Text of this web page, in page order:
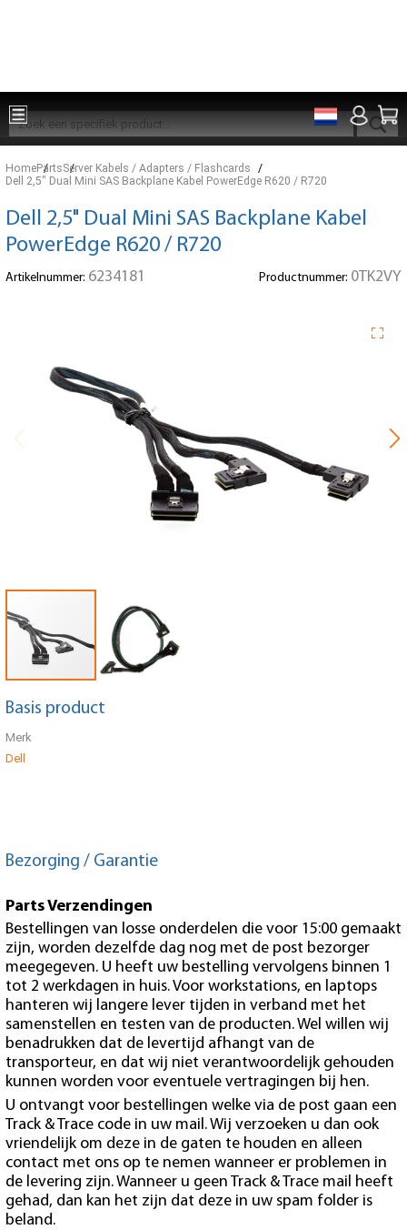
HomePartsServer Kabels / Adapters / Flashcards
Dell 2,5" Dual Mini SAS Backplane Kabel PowerEdge R620 / R720
Dell 2,5" Dual Mini SAS Backplane Kabel
PowerEdge R620 / R720
Artikelnummer: 6234181 Productnummer: 0TK2VY
Basis product
Merk
Dell
Bezorging / Garantie
Parts Verzendingen
Bestellingen van losse onderdelen die voor 15:00 gemaakt
zijn, worden dezelfde dag nog met de post bezorger
meegegeven. U heeft uw bestelling vervolgens binnen 1
tot 2 werkdagen in huis. Voor workstations, en laptops
hanteren wij langere lever tijden in verband met het
samenstellen en testen van de producten. Wel willen wij
benadrukken dat de levertijd afhangt van de
transporteur, en dat wij niet verantwoordelijk gehouden
kunnen worden voor eventuele vertragingen bij hen.
U ontvangt voor bestellingen welke via de post gaan een
Track & Trace code in uw mail. Wij verzoeken u dan ook
vriendelijk om deze in de gaten te houden en alleen
contact met ons op te nemen wanneer er problemen in
de levering zijn. Wanneer u geen Track & Trace mail heeft
gehad, dan kan het zijn dat deze in uw spam folder is
beland.